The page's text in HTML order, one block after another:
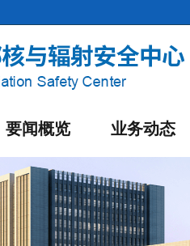
要闻概览 业务动态